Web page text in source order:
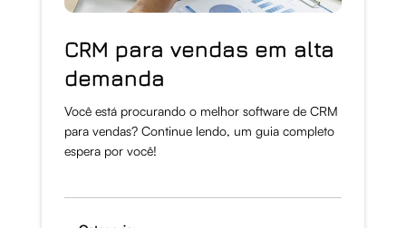
CRM para vendas em alta
demanda
Você está procurando o melhor software de CRM
para vendas? Continue lendo, um guia completo
espera por você!